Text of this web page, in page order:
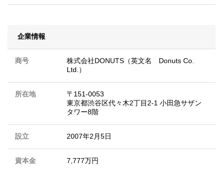
企業情報
商号
株式会社DONUTS（英文名 Donuts Co.
Ltd.）
所在地
〒151-0053
東京都渋谷区代々木2丁目2-1 小田急サザン
タワー8階
設立 2007年2月5日
資本金 7,777万円